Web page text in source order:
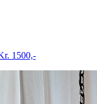
1500,-